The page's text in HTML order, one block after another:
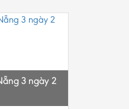
3 ngày 2